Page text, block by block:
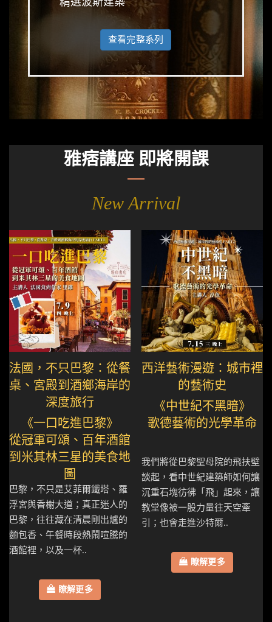
查看完整系列
雅痞講座 即將開課
New Arrival
法國，不只巴黎：從餐
桌、宮殿到酒鄉海岸的
深度旅行
《一口吃進巴黎》
從冠軍可頌、百年酒館
到米其林三星的美食地
圖
巴黎，不只是艾菲爾鐵塔、羅
浮宮與香榭大道；真正迷人的
巴黎，往往藏在清晨剛出爐的
麵包香、午餐時段熱鬧喧騰的
酒館裡，以及一杯..
瞭解更多
西洋藝術漫遊：城市裡
的藝術史
《中世紀不黑暗》
歌德藝術的光學革命
我們將從巴黎聖母院的飛扶壁
談起，看中世紀建築師如何讓
沉重石塊彷彿「飛」起來，讓
教堂像被一股力量往天空牽
引；也會走進沙特爾..
瞭解更多